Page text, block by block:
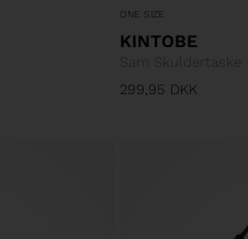
ONE SIZE
KINTOBE
Sam Skuldertaske
299,95 DKK